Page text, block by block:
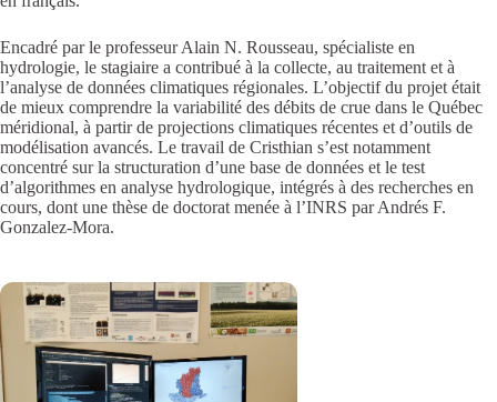
Encadré par le professeur Alain N. Rousseau, spécialiste en
hydrologie, le stagiaire a contribué à la collecte, au traitement et à
l’analyse de données climatiques régionales. L’objectif du projet était
de mieux comprendre la variabilité des débits de crue dans le Québec
méridional, à partir de projections climatiques récentes et d’outils de
modélisation avancés. Le travail de Cristhian s’est notamment
concentré sur la structuration d’une base de données et le test
d’algorithmes en analyse hydrologique, intégrés à des recherches en
cours, dont une thèse de doctorat menée à l’INRS par Andrés F.
Gonzalez-Mora.